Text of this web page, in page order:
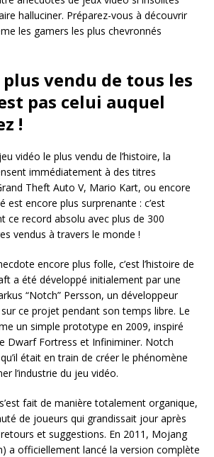
halluciner. Préparez-vous à découvrir
les gamers les plus chevronnés
plus vendu de tous les
pas celui auquel
!
vidéo le plus vendu de l’histoire, la
immédiatement à des titres
Theft Auto V, Mario Kart, ou encore
est encore plus surprenante : c’est
ce record absolu avec plus de 300
vendus à travers le monde !
encore plus folle, c’est l’histoire de
a été développé initialement par une
“Notch” Persson, un développeur
ce projet pendant son temps libre. Le
un simple prototype en 2009, inspiré
Dwarf Fortress et Infiniminer. Notch
était en train de créer le phénomène
l’industrie du jeu vidéo.
fait de manière totalement organique,
de joueurs qui grandissait jour après
et suggestions. En 2011, Mojang
a officiellement lancé la version complète